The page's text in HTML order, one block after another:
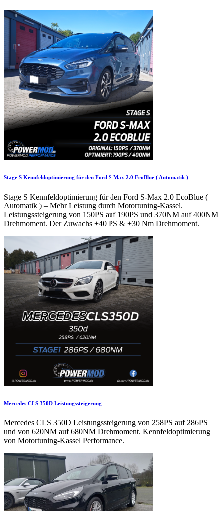
Stage S Kennfeldoptimierung für den Ford S-Max 2.0 EcoBlue ( Automatik )
Stage S Kennfeldoptimierung für den Ford S-Max 2.0 EcoBlue (
Automatik ) – Mehr Leistung durch Motortuning-Kassel.
Leistungssteigerung von 150PS auf 190PS und 370NM auf 400NM
Drehmoment. Der Zuwachs +40 PS & +30 Nm Drehmoment.
Mercedes CLS 350D Leistungssteigerung
Mercedes CLS 350D Leistungssteigerung von 258PS auf 286PS
und von 620NM auf 680NM Drehmoment. Kennfeldoptimierung
von Motortuning-Kassel Performance.